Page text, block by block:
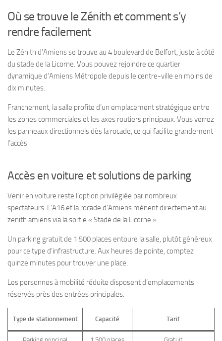
Où se trouve le Zénith et comment s’y
rendre facilement
Le Zénith d’Amiens se trouve au 4 boulevard de Belfort, juste à côté
du stade de la Licorne. Vous pouvez rejoindre ce quartier
dynamique d’Amiens Métropole depuis le centre-ville en moins de
dix minutes.
Franchement, la salle profite d’un emplacement stratégique entre
les zones commerciales et les axes routiers principaux. Vous verrez
les panneaux directionnels dès la rocade, ce qui facilite grandement
l’accès.
Accès en voiture et solutions de parking
Venir en voiture reste l’option privilégiée par nombreux
spectateurs. L’A16 et la rocade d’Amiens mènent directement au
zenith amiens via la sortie « Stade de la Licorne ».
Un parking gratuit de 1 500 places entoure la salle, plutôt généreux
pour ce type d’infrastructure. Aux heures de pointe, comptez
quinze minutes pour trouver une place.
Les personnes à mobilité réduite disposent d’emplacements
réservés près des entrées principales.
Type de stationnement Capacité Tarif